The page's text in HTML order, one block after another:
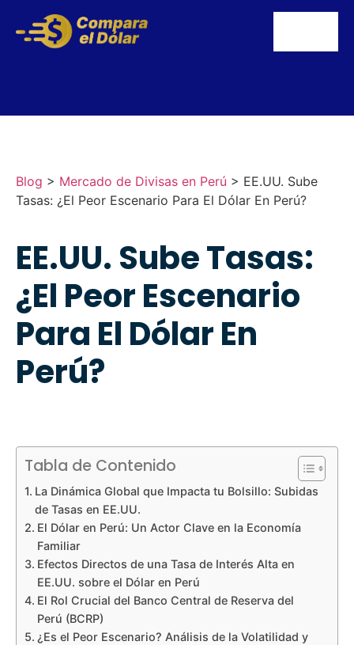
Blog > Mercado de Divisas en Perú > EE.UU. Sube
Tasas: ¿El Peor Escenario Para El Dólar En Perú?
EE.UU. Sube Tasas:
¿El Peor Escenario
Para El Dólar En
Perú?
Tabla de Contenido
La Dinámica Global que Impacta tu Bolsillo: Subidas
de Tasas en EE.UU.
El Dólar en Perú: Un Actor Clave en la Economía
Familiar
Efectos Directos de una Tasa de Interés Alta en
EE.UU. sobre el Dólar en Perú
El Rol Crucial del Banco Central de Reserva del
Perú (BCRP)
¿Es el Peor Escenario? Análisis de la Volatilidad y